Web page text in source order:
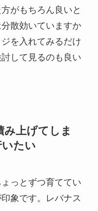
がもちろん良いと
散効いていますか
を入れてみるだけ
して見るのも良い
み上げてしま
いたい
っとずつ育ててい
象です。レバナス